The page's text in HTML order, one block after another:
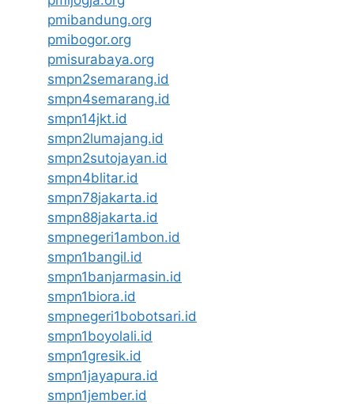
pmibandung.org
pmibogor.org
pmisurabaya.org
smpn2semarang.id
smpn4semarang.id
smpn14jkt.id
smpn2lumajang.id
smpn2sutojayan.id
smpn4blitar.id
smpn78jakarta.id
smpn88jakarta.id
smpnegeri1ambon.id
smpn1bangil.id
smpn1banjarmasin.id
smpn1biora.id
smpnegeri1bobotsari.id
smpn1boyolali.id
smpn1gresik.id
smpn1jayapura.id
smpn1jember.id